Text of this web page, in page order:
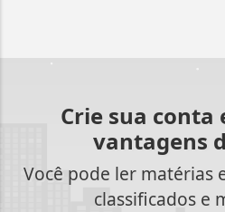
Crie sua conta
vantagens
Você pode ler matérias
classificados e